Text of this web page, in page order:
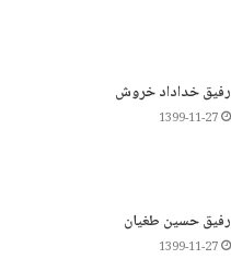
رفیق خداداد خروش
1399-11-27
رفیق حسین طغیان
1399-11-27